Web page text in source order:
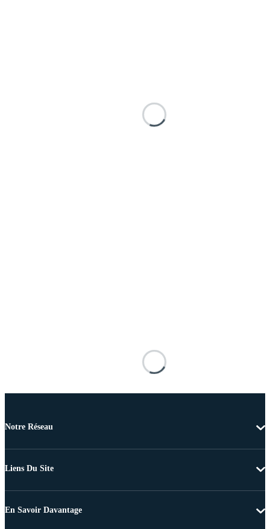
Notre Réseau
Liens Du Site
En Savoir Davantage